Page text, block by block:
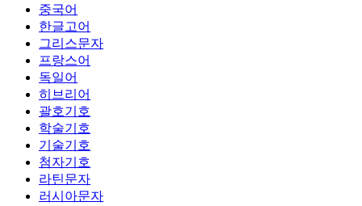
중국어
한글고어
그리스문자
프랑스어
독일어
히브리어
괄호기호
학술기호
기술기호
첨자기호
라틴문자
러시아문자